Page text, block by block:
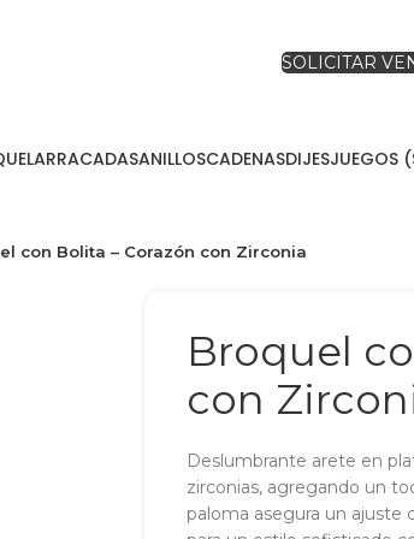
SOLICITAR
ARRACADASANILLOSCADENASDIJESJUEGOS
con Bolita – Corazón con Zirconia
Broquel
con
Deslumbrante arete en
zirconias, agregando un
paloma asegura un